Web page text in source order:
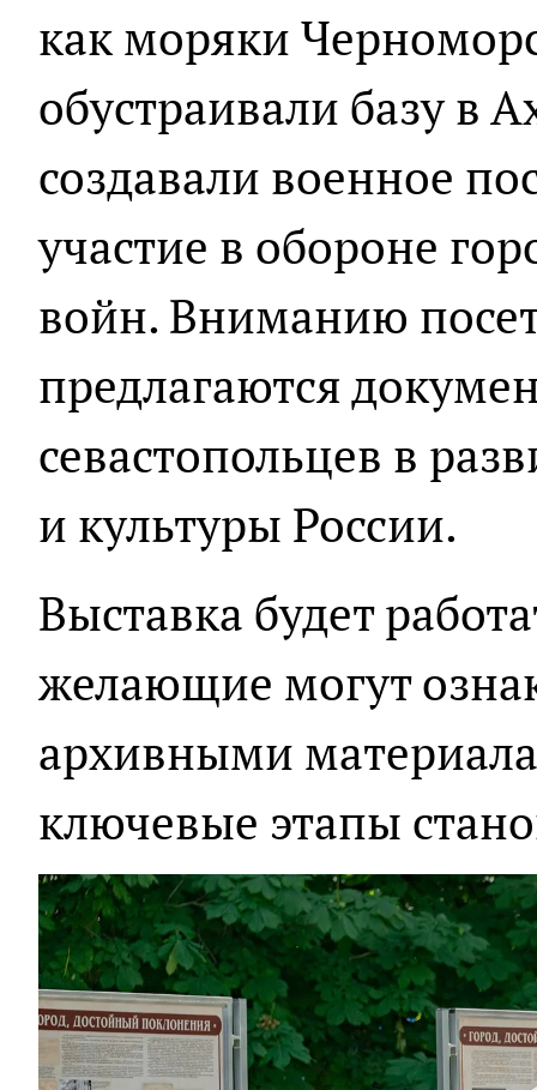
как моряки
обустраивали базу в
создавали военное
участие в обороне
войн. Вниманию
предлагаются
севастопольцев в
и культуры России.
Выставка будет
желающие могут
архивными
ключевые этапы